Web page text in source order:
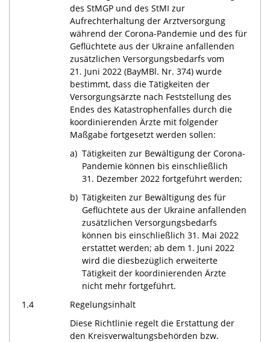
des StMGP und des StMI zur
Aufrechterhaltung der Arztversorgung
während der Corona-Pandemie und des für
Geflüchtete aus der Ukraine anfallenden
zusätzlichen Versorgungsbedarfs vom
21. Juni 2022 (BayMBl. Nr. 374) wurde
bestimmt, dass die Tätigkeiten der
Versorgungsärzte nach Feststellung des
Endes des Katastrophenfalles durch die
koordinierenden Ärzte mit folgender
Maßgabe fortgesetzt werden sollen:
a) Tätigkeiten zur Bewältigung der Corona-
Pandemie können bis einschließlich
31. Dezember 2022 fortgeführt werden;
b) Tätigkeiten zur Bewältigung des für
Geflüchtete aus der Ukraine anfallenden
zusätzlichen Versorgungsbedarfs
können bis einschließlich 31. Mai 2022
erstattet werden; ab dem 1. Juni 2022
wird die diesbezüglich erweiterte
Tätigkeit der koordinierenden Ärzte
nicht mehr fortgeführt.
1.4
Regelungsinhalt
Diese Richtlinie regelt die Erstattung der
den Kreisverwaltungsbehörden bzw.